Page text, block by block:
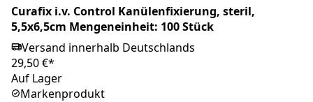
Curafix i.v. Control Kanülenfixierung, steril,
5,5x6,5cm Mengeneinheit: 100 Stück
Versand innerhalb Deutschlands
29,50 €*
Auf Lager
Markenprodukt